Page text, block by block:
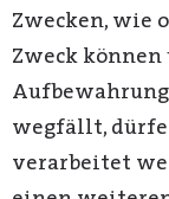
Zwecken, wie
Zweck
wegfällt,
verarbeitet